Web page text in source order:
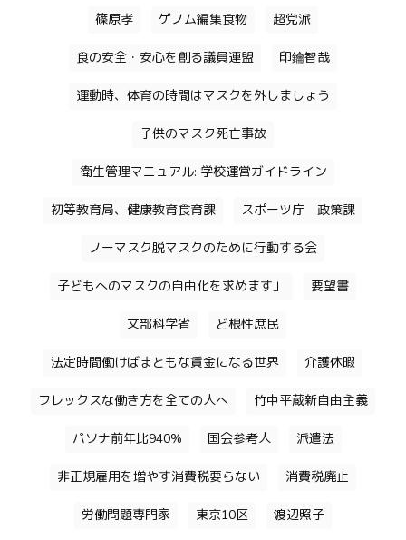
篠原孝 ゲノム編集食物 超党派
食の安全・安心を創る議員連盟 印鑰智哉
運動時、体育の時間はマスクを外しましょう
子供のマスク死亡事故
衛生管理マニュアル: 学校運営ガイドライン
初等教育局、健康教育食育課 スポーツ庁 政策課
ノーマスク脱マスクのために行動する会
子どもへのマスクの自由化を求めます」 要望書
文部科学省 ど根性庶民
法定時間働けばまともな賃金になる世界 介護休暇
フレックスな働き方を全ての人へ 竹中平蔵新自由主義
パソナ前年比940% 国会参考人 派遣法
非正規雇用を増やす消費税要らない 消費税廃止
労働問題専門家 東京10区 渡辺照子